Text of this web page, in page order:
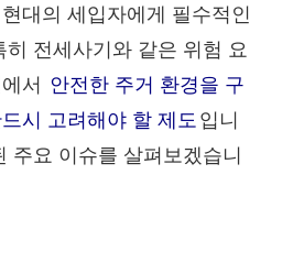
대의 세입자에게 필수적인
히 전세사기와 같은 위험 요
서 안전한 주거 환경을 구
시 고려해야 할 제도 입니
주요 이슈를 살펴보겠습니